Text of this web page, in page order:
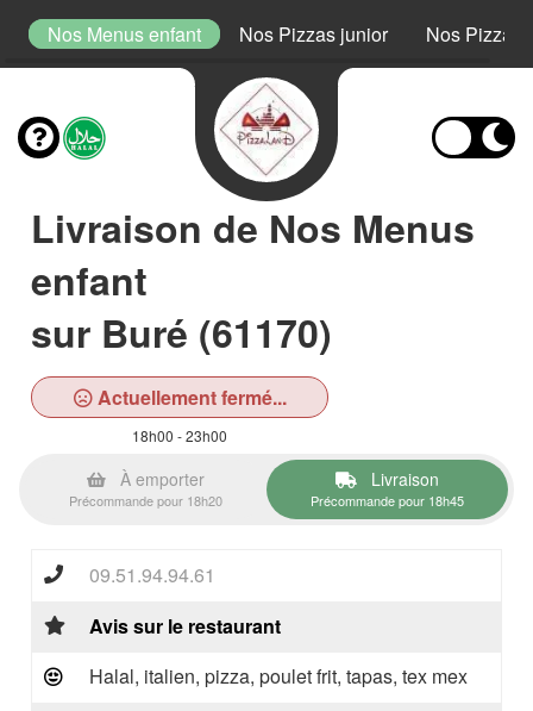
Nos Menus enfant Nos Pizzas junior Nos Pizzas
Livraison de Nos Menus
enfant
sur Buré (61170)
Actuellement fermé...
18h00 - 23h00
À emporter
Précommande pour 18h20
Livraison
Précommande pour 18h45
09.51.94.94.61
Avis sur le restaurant
Halal, italien, pizza, poulet frit, tapas, tex mex